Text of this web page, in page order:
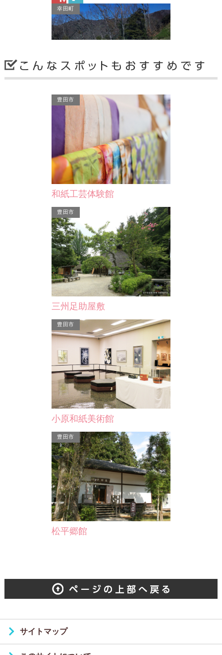
幸田町
つばきの小径
深溝運動場の北隣にある１周700mの
散歩道。 ２月頃に「椿」、４月頃に
は「じょうじょうばかま」…
幸田町
夏目吉信墓所
夏目吉信は、徳川家康配下の武将とし
て活躍し、三方ヶ原の戦いにおいて、
豊田市
和紙工芸体験館
豊田市
三州足助屋敷
豊田市
小原和紙美術館
豊田市
松平郷館
サイトマップ